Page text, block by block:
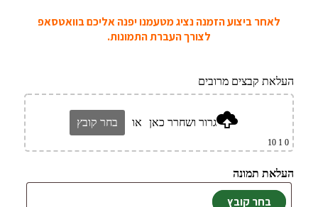
לאחר ביצוע הזמנה נציג מטעמנו יפנה אליכם בוואטסאפ
לצורך העברת התמונות.
העלאת קבצים מרובים
גרור ושחרר כאן או בחר קובץ
0
1 10
העלאת תמונה